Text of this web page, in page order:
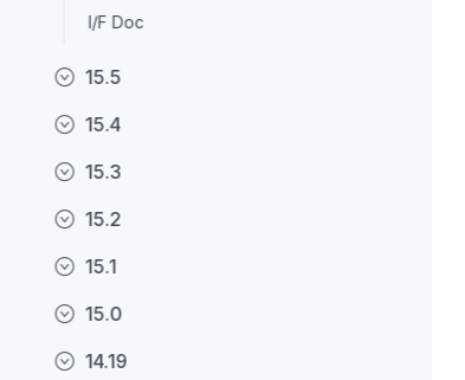
I/F Doc
15.5
15.4
15.3
15.2
15.1
15.0
14.19